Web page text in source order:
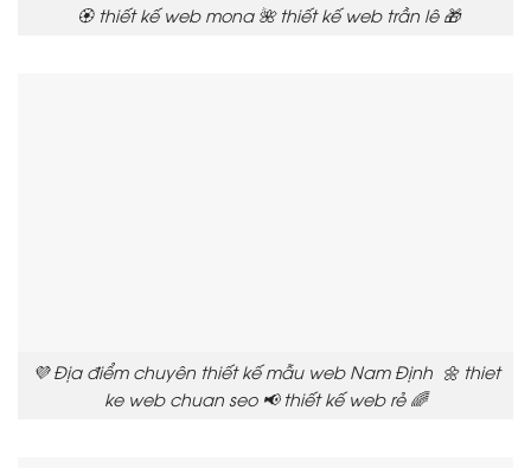
🏵️ thiết kế web mona 🌺 thiết kế web trần lê 🎁
💜 Địa điểm chuyên thiết kế mẫu web Nam Định 🌼 thiet
ke web chuan seo 📢 thiết kế web rẻ 🌈